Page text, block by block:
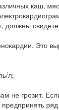
каш,
Это
л;
не грозит.